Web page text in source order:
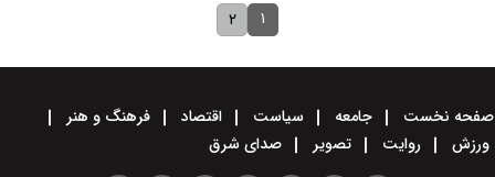
۱ ۲
صفحه نخست جامعه سیاست اقتصاد
فرهنگ و هنر
ورزش
روایت تصویر صدای شرق